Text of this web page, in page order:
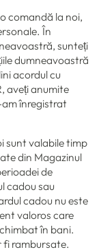
comandă la noi,
În
sunteți
dumneavoastră
acordul cu
aveți anumite
înregistrat
sunt valabile timp
din Magazinul
de
cadou sau
cadou nu este
valoros care
în bani.
fi rambursate.